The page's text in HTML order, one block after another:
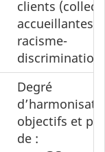
clients
accueillantes
racisme-
discrimination)
Degré
objectifs et
de :